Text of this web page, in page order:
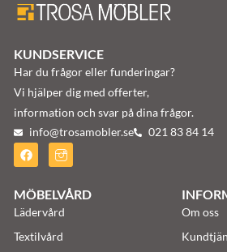
KUNDSERVICE
Har du frågor eller funderingar?
Vi hjälper dig med offerter,
information och svar på dina frågor.
info@trosamobler.se 021 83 84 14
MÖBELVÅRD
Lädervård
Textilvård
Om oss